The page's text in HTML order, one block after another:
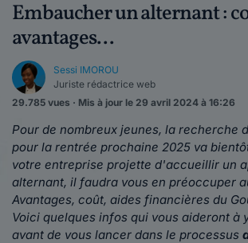
Embaucher un alternant :
avantages...
Sessi IMOROU
Juriste rédactrice web
29.785 vues · Mis à jour le 29 avril 2024 à 16:26
Pour de nombreux jeunes, la recherche
pour la rentrée prochaine 2025 va
votre entreprise projette d'accueillir un
alternant, il faudra vous en préoccuper
Avantages, coût, aides financières du
Voici quelques infos qui vous aideront à
avant de vous lancer dans le processus